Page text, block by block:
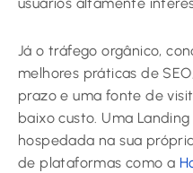
usuários altamente
Já o tráfego orgânico,
melhores práticas de
prazo e uma fonte de
baixo custo. Uma
hospedada na sua
de plataformas como a